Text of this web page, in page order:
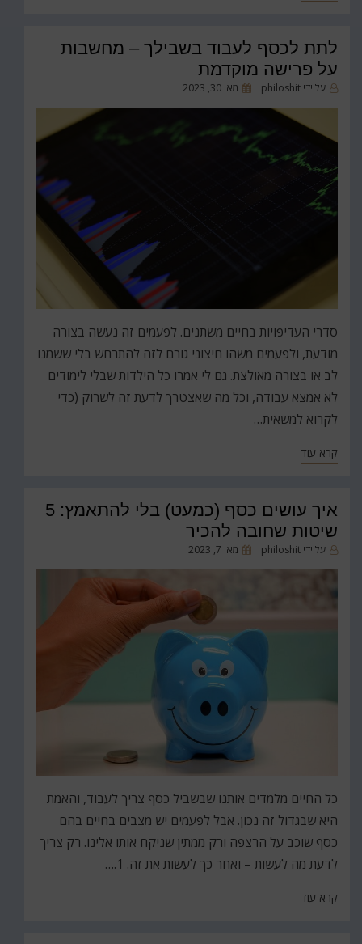
לתת לכסף לעבוד בשבילך – מחשבות
על פרישה מוקדמת
על ידי philoshit
פורסם
מאי 30, 2023
סדרי העדיפויות בחיים משתנים. לפעמים זה נעשה בצורה
מודעת, ולפעמים משהו חיצוני גורם לזה להתרחש בלי ששמנו
לב או בצורה מאולצת. גם לי אמרו כל הילדות שבלי לימודים
לא אמצא עבודה, וכל מה שאצטרך לדעת זה לשרוק (כדי
לקרוא למשאית…
קרא עוד
איך עושים כסף (כמעט) בלי להתאמץ: 5
שיטות שחובה להכיר
על ידי philoshit
פורסם
מאי 7, 2023
כל החיים מלמדים אותנו שבשביל כסף צריך לעבוד, והאמת
היא שבגדול זה נכון. אבל לפעמים יש מצבים בחיים בהם
כסף שוכב על הרצפה ורק ממתין שניקח אותו אלינו. רק צריך
לדעת מה לעשות – ואחר כך לעשות את זה. 1.…
קרא עוד